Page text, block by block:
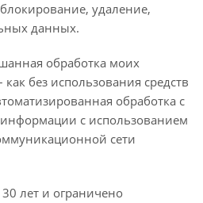
удаление,
данных.
обработка моих
без использования средств
обработка с
с использованием
сети
30 лет и ограничено